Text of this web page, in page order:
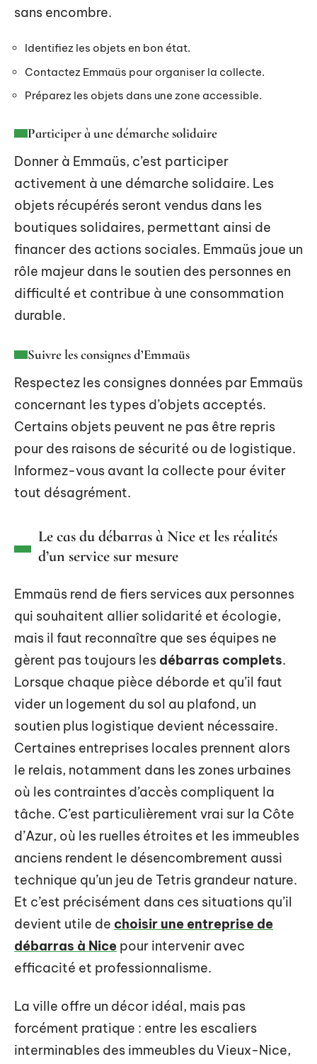
sans encombre.
Identifiez les objets en bon état.
Contactez Emmaüs pour organiser la collecte.
Préparez les objets dans une zone accessible.
Participer à une démarche solidaire
Donner à Emmaüs, c’est participer
activement à une démarche solidaire. Les
objets récupérés seront vendus dans les
boutiques solidaires, permettant ainsi de
financer des actions sociales. Emmaüs joue un
rôle majeur dans le soutien des personnes en
difficulté et contribue à une consommation
durable.
Suivre les consignes d’Emmaüs
Respectez les consignes données par Emmaüs
concernant les types d’objets acceptés.
Certains objets peuvent ne pas être repris
pour des raisons de sécurité ou de logistique.
Informez-vous avant la collecte pour éviter
tout désagrément.
Le cas du débarras à Nice et les réalités
d’un service sur mesure
Emmaüs rend de fiers services aux personnes
qui souhaitent allier solidarité et écologie,
mais il faut reconnaître que ses équipes ne
gèrent pas toujours les débarras complets.
Lorsque chaque pièce déborde et qu’il faut
vider un logement du sol au plafond, un
soutien plus logistique devient nécessaire.
Certaines entreprises locales prennent alors
le relais, notamment dans les zones urbaines
où les contraintes d’accès compliquent la
tâche. C’est particulièrement vrai sur la Côte
d’Azur, où les ruelles étroites et les immeubles
anciens rendent le désencombrement aussi
technique qu’un jeu de Tetris grandeur nature.
Et c’est précisément dans ces situations qu’il
devient utile de choisir une entreprise de
débarras à Nice pour intervenir avec
efficacité et professionnalisme.
La ville offre un décor idéal, mais pas
forcément pratique : entre les escaliers
interminables des immeubles du Vieux-Nice,